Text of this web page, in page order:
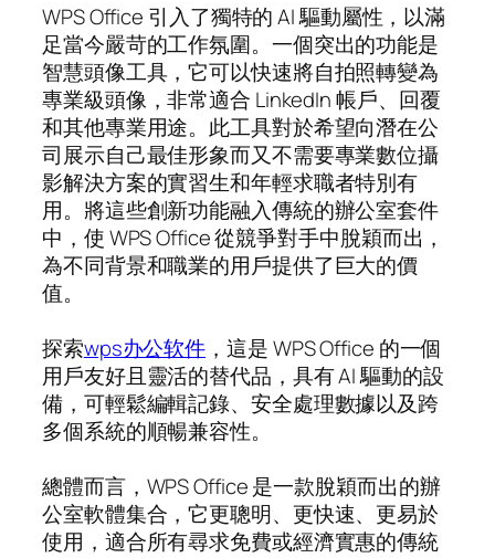
WPS Office 引入了獨特的 AI 驅動屬性，以滿
足當今嚴苛的工作氛圍。一個突出的功能是
智慧頭像工具，它可以快速將自拍照轉變為
專業級頭像，非常適合 LinkedIn 帳戶、回覆
和其他專業用途。此工具對於希望向潛在公
司展示自己最佳形象而又不需要專業數位攝
影解決方案的實習生和年輕求職者特別有
用。將這些創新功能融入傳統的辦公室套件
中，使 WPS Office 從競爭對手中脫穎而出，
為不同背景和職業的用戶提供了巨大的價
值。
探索wps办公软件 ，這是 WPS Office 的一個
用戶友好且靈活的替代品，具有 AI 驅動的設
備，可輕鬆編輯記錄、安全處理數據以及跨
多個系統的順暢兼容性。
總體而言，WPS Office 是一款脫穎而出的辦
公室軟體集合，它更聰明、更快速、更易於
使用，適合所有尋求免費或經濟實惠的傳統